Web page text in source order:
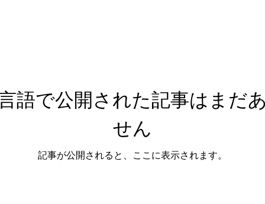
語で公開された記事はまだ
せん
記事が公開されると、ここに表示されます。